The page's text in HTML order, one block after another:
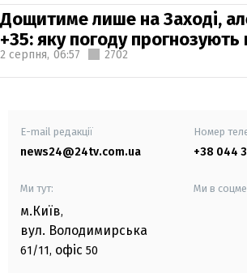
Дощитиме лише на Заході,
+35: яку погоду прогнозують
2 серпня, 06:57 2702
E-mail редакції
news24@24tv.com.ua
Номер
+38 044
Ми тут:
м.Київ,
вул. Володимирська
61/11, офіс 50
Ми в